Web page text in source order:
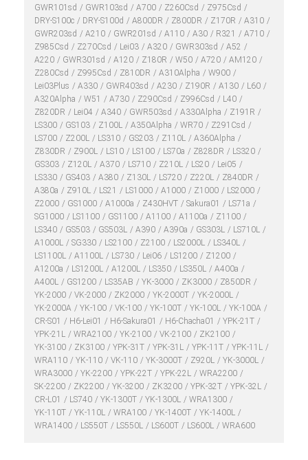
GWR101sd
GWR103sd A700 Z260Csd
Z975Csd
DRY-S100c
DRY-S100d A800DR Z800DR Z170R
A310
GWR203sd
A210 GWR201sd A110 A30 R321
A710
Z985Csd
Z270Csd Lei03 A320 GWR303sd
A52
A220
GWR301sd A120 Z180R W50 A720
AM120
Z280Csd
Z995Csd Z810DR A310Alpha
W900
Lei03Plus
A330 GWR403sd A230 Z190R A130
L60
A320Alpha
W51 A730 Z290Csd Z996Csd
L40
Z820DR
Lei04 A340 GWR503sd A330Alpha
Z191R
LS300
GS103 Z100L A350Alpha WR70
Z291Csd
LS700
Z200L LS310 GS203 Z110L
A360Alpha
Z830DR
Z900L LS10 LS100 LS70a Z828DR
LS320
GS303
Z120L A370 LS710 Z210L LS20
Lei05
LS330
GS403 A380 Z130L LS720 Z220L
Z840DR
A380a
Z910L LS21 LS1000 A1000 Z1000
LS2000
Z2000
GS1000 A1000a Z430HVT Sakura01
LS71a
SG1000
LS1100 GS1100 A1100 A1100a
Z1100
LS340
GS503 GS503L A390 A390a GS303L
LS710L
A1000L
SG330 LS2100 Z2100 LS2000L
LS340L
LS1100L
A1100L LS730 Lei06 LS1200
Z1200
A1200a
LS1200L A1200L LS350 LS350L
A400a
A400L
GS1200 LS35AB YK-3000 ZK3000
Z850DR
YK-2000
VK-2000 ZK2000 YK-2000T
YK-2000L
YK-2000A
YK-100 VK-100 YK-100T YK-100L
YK-100A
CR-S01
H6-Lei01 H6-Sakura01 H6-Chacha01
YPK-21T
YPK-21L
WRA2100 YK-2100 VK-2100
ZK2100
YK-3100
ZK3100 YPK-31T YPK-31L YPK-11T
YPK-11L
WRA110
YK-110 VK-110 YK-3000T Z920L
YK-3000L
WRA3000
YK-2200 YPK-22T YPK-22L
WRA2200
SK-2200
ZK2200 YK-3200 ZK3200 YPK-32T
YPK-32L
CR-L01
LS740 YK-1300T YK-1300L
WRA1300
YK-110T
YK-110L WRA100 YK-1400T
YK-1400L
WRA1400
LS550T LS550L LS600T LS600L WRA600